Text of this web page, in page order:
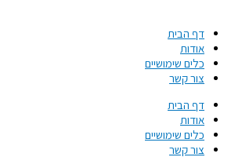
דף הבית
אודות
כלים שימושיים
צור קשר
דף הבית
אודות
כלים שימושיים
צור קשר